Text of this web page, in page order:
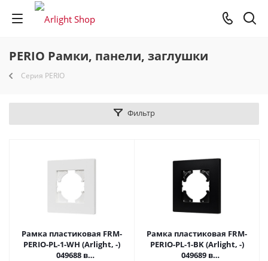
PERIO Рамки, панели, заглушки
Серия PERIO
Фильтр
Рамка пластиковая FRM-
PERIO-PL-1-WH (Arlight, -)
049688 в
Рамка пластиковая FRM-
PERIO-PL-1-BK (Arlight, -)
049689 в